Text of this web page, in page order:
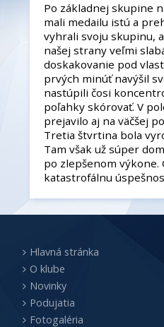
Po základnej skupine
mali medailu istú a
vyhrali svoju skupinu,
našej strany veľmi
doskakovanie pod
prvých minúť navýšil
nastúpili čosi
poľahky skórovať. V
prejavilo aj na väčšej
Tretia štvrtina bola
Tam však už súper
po zlepšenom výkone.
katastrofálnu
Hlavná stránka
O klube
Novinky
Podujatia
Fotogaléria